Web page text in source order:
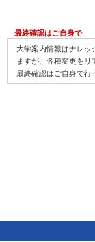
最終確認はご自身で
大学案内情報はナレッ
ますが、各種変更を
最終確認はご自身で行